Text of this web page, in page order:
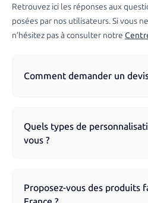
Retrouvez ici les réponses aux
posées par nos utilisateurs. Si vous
n’hésitez pas à consulter notre
Comment demander un
Notre équipe vous accompagne à
garantir un résultat optimal.
Quels types de
vous ?
gravure laser, flocage, impression
Proposez-vous des produits